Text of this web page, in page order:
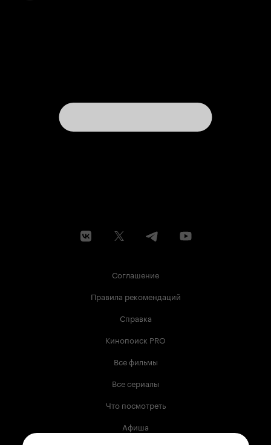
Соглашение
Правила рекомендаций
Справка
Кинопоиск PRO
Все фильмы
Все сериалы
Что посмотреть
Афиша